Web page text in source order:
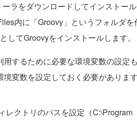
ラをダウンロードしてインストー
内に「Groovy」というフォルダを
してGroovyをインストールします。
するために必要な環境変数の設定
変数を設定しておく必要があります
レクトリのパスを設定（C:\Program